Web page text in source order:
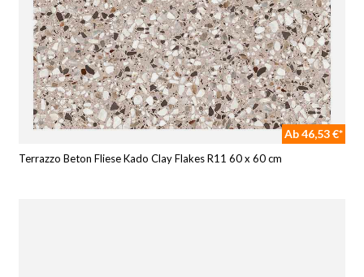
Ab 46,53 €*
Terrazzo Beton Fliese Kado Clay Flakes R11 60 x 60 cm